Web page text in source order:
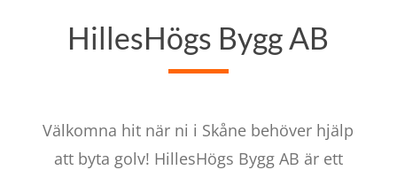
HillesHögs Bygg AB
Välkomna hit när ni i Skåne behöver hjälp
att byta golv! HillesHögs Bygg AB är ett